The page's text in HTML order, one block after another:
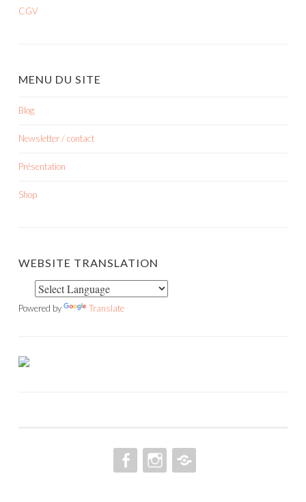
CGV
MENU DU SITE
Blog
Newsletter / contact
Présentation
Shop
WEBSITE TRANSLATION
Powered by Translate